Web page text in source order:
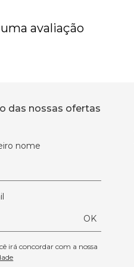
avaliação
das nossas ofertas
nome
OK